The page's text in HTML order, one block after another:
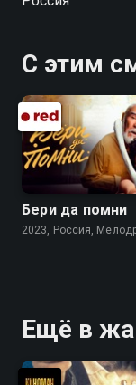
С этим
Бери да помни
2023, Россия,
Ещё в